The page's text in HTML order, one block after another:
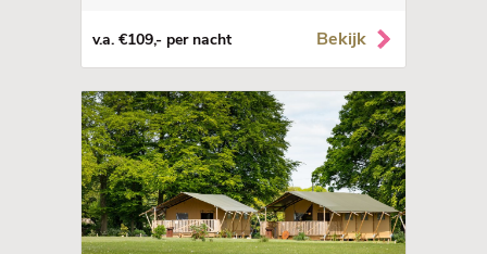
v.a. €109,- per nacht Bekijk